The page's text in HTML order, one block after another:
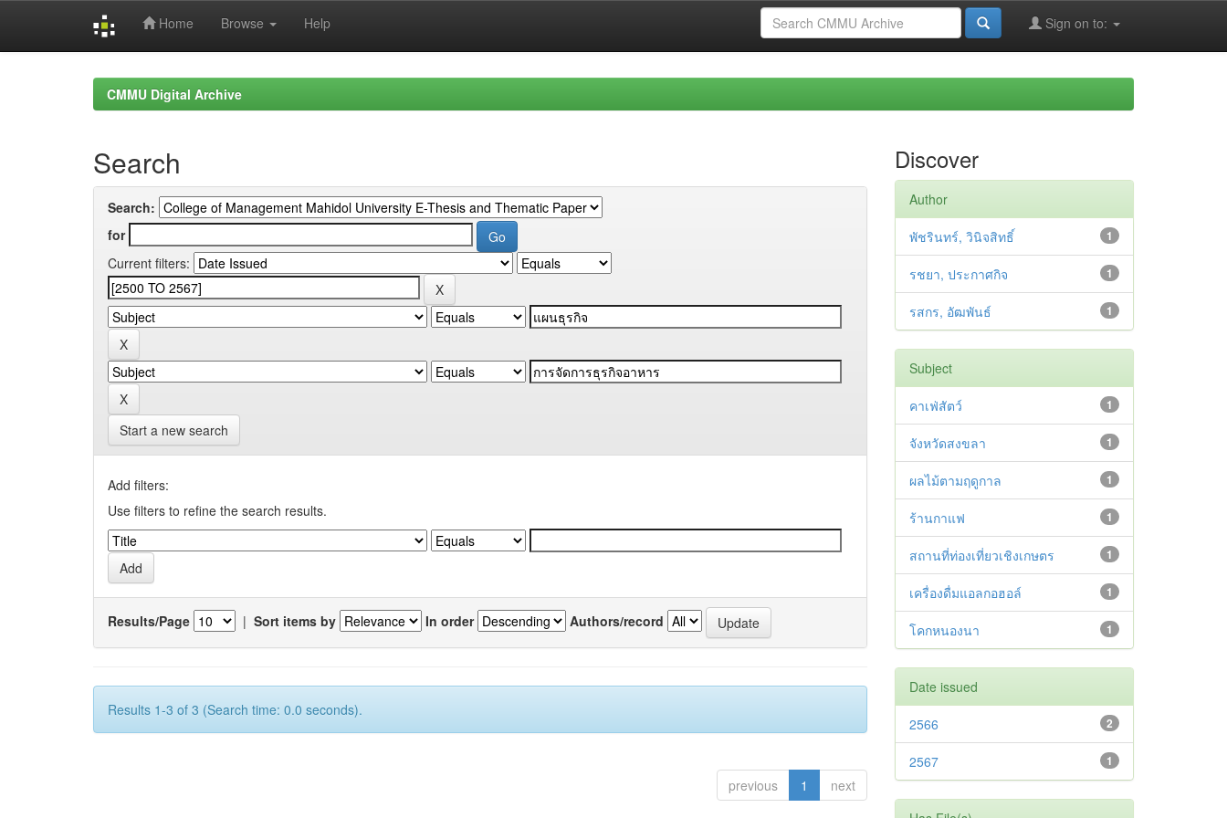
Home Browse Help Sign on to:
CMMU Digital Archive
Search
Search:
for
Current filters:
Start a new search
Add filters:
Use filters to refine the search results.
Results/Page | Sort items by In order Authors/record
Results 1-3 of 3 (Search time: 0.0 seconds).
previous 1 next
Discover
Author
1
พัชรินทร์, วินิจสิทธิ์
1
รชยา, ประกาศกิจ
1
รสกร, อัฒพันธ์
Subject
1
คาเฟ่สัตว์
1
จังหวัดสงขลา
1
ผลไม้ตามฤดูกาล
1
ร้านกาแฟ
1
สถานที่ท่องเที่ยวเชิงเกษตร
1
เครื่องดื่มแอลกอฮอล์
1
โคกหนองนา
Date issued
2
2566
1
2567